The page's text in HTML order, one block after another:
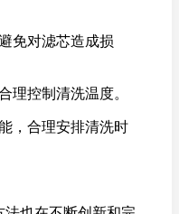
免对滤芯造成损
理控制清洗温度。
，合理安排清洗时